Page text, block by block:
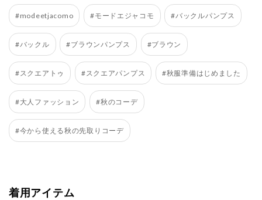
#modeetjacomo #モードエジャコモ #バックルパンプス
#バックル #ブラウンパンプス #ブラウン
#スクエアトゥ #スクエアパンプス #秋服準備はじめました
#大人ファッション #秋のコーデ
#今から使える秋の先取りコーデ
着用アイテム